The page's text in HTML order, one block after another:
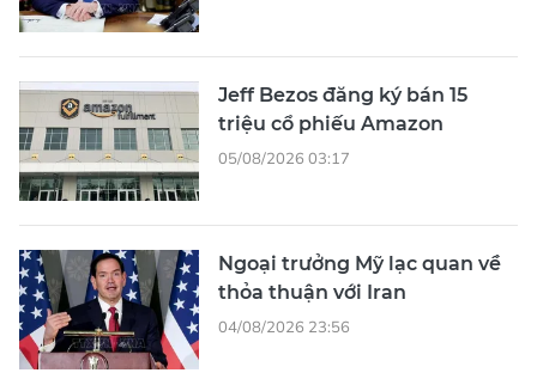
Jeff Bezos đăng ký bán 15
triệu cổ phiếu Amazon
05/08/2026 03:17
Ngoại trưởng Mỹ lạc quan về
thỏa thuận với Iran
04/08/2026 23:56